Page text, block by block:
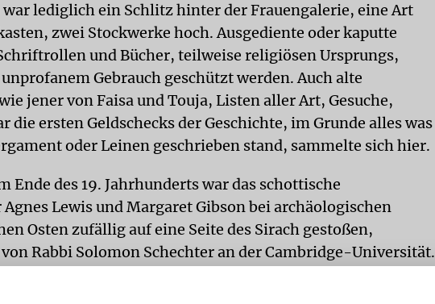
war lediglich ein Schlitz hinter der Frauengalerie, eine Art
zwei Stockwerke hoch. Ausgediente oder kaputte
und Bücher, teilweise religiösen Ursprungs,
Gebrauch geschützt werden. Auch alte
jener von Faisa und Touja, Listen aller Art, Gesuche,
die ersten Geldschecks der Geschichte, im Grunde alles was
oder Leinen geschrieben stand, sammelte sich hier.
Ende des 19. Jahrhunderts war das schottische
Lewis und Margaret Gibson bei archäologischen
Osten zufällig auf eine Seite des Sirach gestoßen,
Rabbi Solomon Schechter an der Cambridge-Universität.